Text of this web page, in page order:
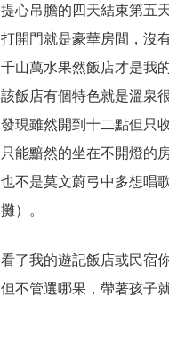
提心吊膽的四天結束第五
打開門就是豪華房間，沒
千山萬水果然飯店才是我
該飯店有個特色就是溫泉
發現雖然開到十二點但只
只能黯然的坐在不開燈的
也不是莫文蔚弓中多想唱
攤）。
看了我的遊記飯店或民宿
但不管選哪果，帶著孩子